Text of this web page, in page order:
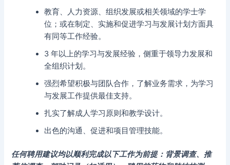
教育、人力资源、组织发展或相关领域的学士学
位；或在制定、实施和促进学习与发展计划方面具
有同等工作经验。
3 年以上的学习与发展经验，侧重于领导力发展和
全组织计划。
强烈希望积极与团队合作，了解业务需求，为学习
与发展工作提供最佳支持。
扎实了解成人学习原则和教学设计。
出色的沟通、促进和项目管理技能。
任何聘用建议均以顺利完成以下工作为前提：背景调查、推